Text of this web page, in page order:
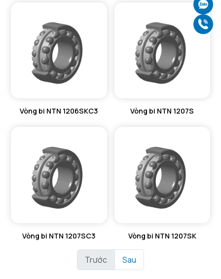
Vòng bi NTN 1206SKC3 Vòng bi NTN 1207S
Vòng bi NTN 1207SC3 Vòng bi NTN 1207SK
Trước Sau